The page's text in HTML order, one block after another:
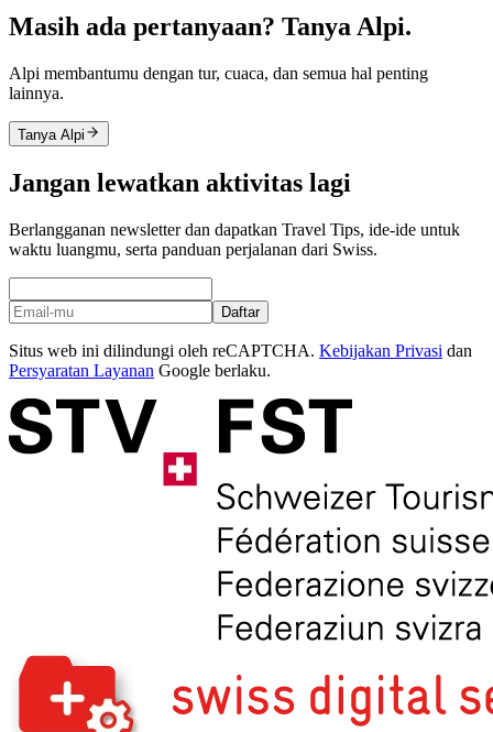
Masih ada pertanyaan? Tanya Alpi.
Alpi membantumu dengan tur, cuaca, dan semua hal penting
lainnya.
Tanya Alpi
Jangan lewatkan aktivitas lagi
Berlangganan newsletter dan dapatkan Travel Tips, ide-ide untuk
waktu luangmu, serta panduan perjalanan dari Swiss.
Daftar
Situs web ini dilindungi oleh reCAPTCHA. Kebijakan Privasi dan
Persyaratan Layanan Google berlaku.